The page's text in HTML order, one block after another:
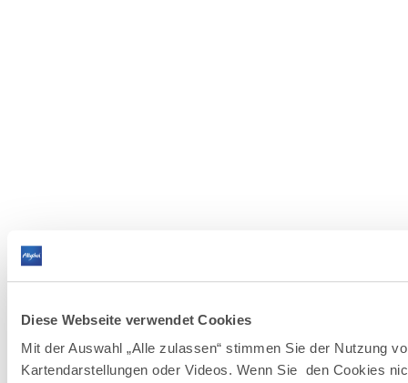
Diese Webseite verwendet Cookies
Mit der Auswahl „Alle zulassen“ stimmen Sie der Nutzung
Kartendarstellungen oder Videos. Wenn Sie den Cookies